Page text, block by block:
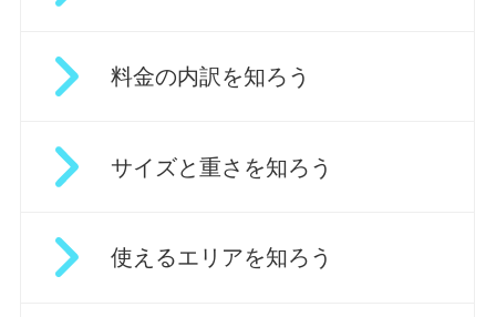
料金の内訳を知ろう
サイズと重さを知ろう
使えるエリアを知ろう